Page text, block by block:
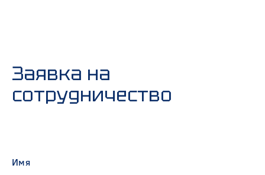
Заявка на
сотрудничество
Имя